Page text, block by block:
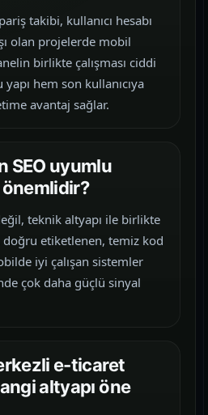
takibi, kullanıcı hesabı
olan projelerde mobil
birlikte çalışması ciddi
yapı hem son kullanıcıya
avantaj sağlar.
SEO uyumlu
önemlidir?
teknik altyapı ile birlikte
doğru etiketlenen, temiz kod
iyi çalışan sistemler
çok daha güçlü sinyal
e-ticaret
altyapı öne